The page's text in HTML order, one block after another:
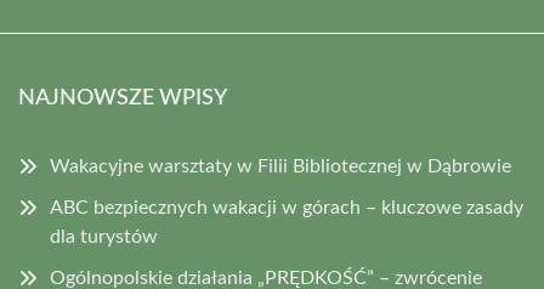
NAJNOWSZE WPISY
Wakacyjne warsztaty w Filii Bibliotecznej w Dąbrowie
ABC bezpiecznych wakacji w górach – kluczowe zasady
dla turystów
Ogólnopolskie działania „PRĘDKOŚĆ” – zwrócenie